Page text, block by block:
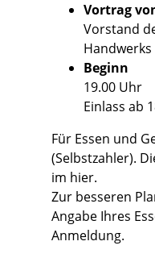
Vortrag
Vorstand
Handwerks
Beginn
19.00 Uhr
Einlass ab
Für Essen und
(Selbstzahler).
im hier.
Zur besseren
Angabe Ihres
Anmeldung.